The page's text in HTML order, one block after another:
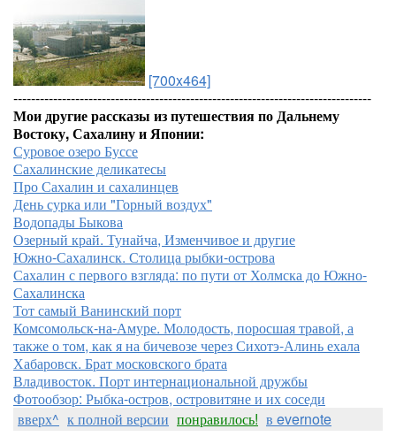
[700x464]
---------------------------------------------------------------------------------
Мои другие рассказы из путешествия по Дальнему
Востоку, Сахалину и Японии:
Суровое озеро Буссе
Сахалинские деликатесы
Про Сахалин и сахалинцев
День сурка или "Горный воздух"
Водопады Быкова
Озерный край. Тунайча, Изменчивое и другие
Южно-Сахалинск. Столица рыбки-острова
Сахалин с первого взгляда: по пути от Холмска до Южно-
Сахалинска
Тот самый Ванинский порт
Комсомольск-на-Амуре. Молодость, поросшая травой, а
также о том, как я на бичевозе через Сихотэ-Алинь ехала
Хабаровск. Брат московского брата
Владивосток. Порт интернациональной дружбы
Фотообзор: Рыбка-остров, островитяне и их соседи
вверх^ к полной версии понравилось! в evernote